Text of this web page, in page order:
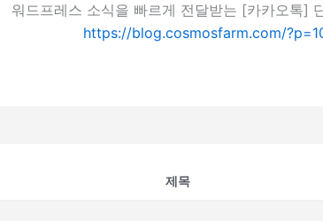
워드프레스 소식을 빠르게 전달받는 [카카오톡]
https://blog.cosmosfarm.com/
제목